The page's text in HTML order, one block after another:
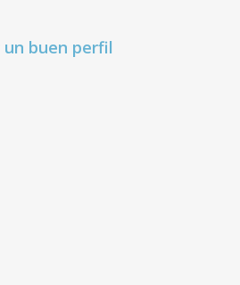
buen perfil